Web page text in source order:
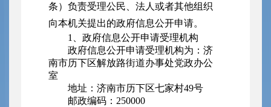
条）负责受理公民、法人或者其他组织
向本机关提出的政府信息公开申请。
1、政府信息公开申请受理机构
政府信息公开申请受理机构为：济
南市历下区解放路街道办事处党政办公
室
地址：济南市历下区七家村49号
邮政编码：250000